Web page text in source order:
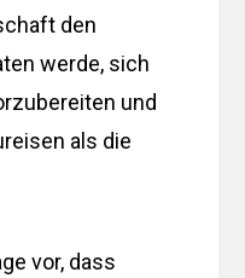
den
werde, sich
und
als die
vor, dass